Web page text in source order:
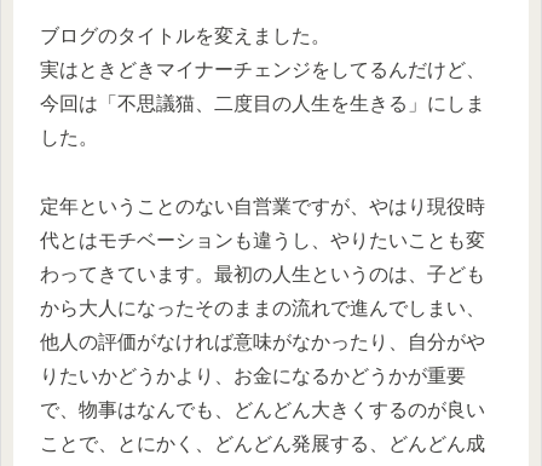
ブログのタイトルを変えました。
実はときどきマイナーチェンジをしてるんだけど、
今回は「不思議猫、二度目の人生を生きる」にしま
した。
定年ということのない自営業ですが、やはり現役時
代とはモチベーションも違うし、やりたいことも変
わってきています。最初の人生というのは、子ども
から大人になったそのままの流れで進んでしまい、
他人の評価がなければ意味がなかったり、自分がや
りたいかどうかより、お金になるかどうかが重要
で、物事はなんでも、どんどん大きくするのが良い
ことで、とにかく、どんどん発展する、どんどん成